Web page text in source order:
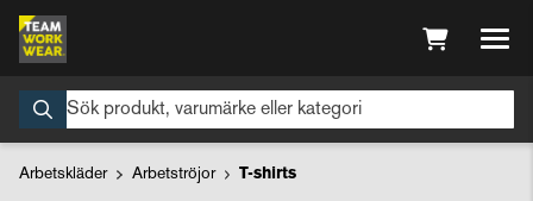
Arbetskläder Arbetströjor T-shirts